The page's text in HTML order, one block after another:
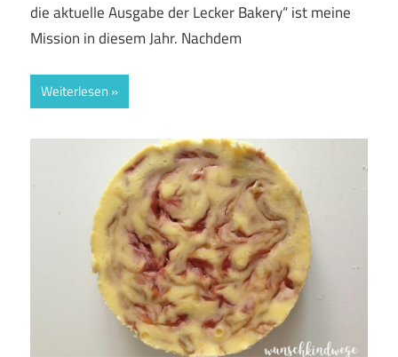
die aktuelle Ausgabe der Lecker Bakery“ ist meine
Mission in diesem Jahr. Nachdem
Weiterlesen